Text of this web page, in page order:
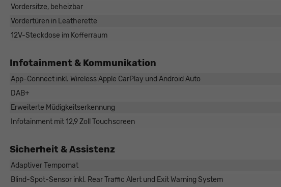
Vordersitze, beheizbar
Vordertüren in Leatherette
12V-Steckdose im Kofferraum
Infotainment & Kommunikation
App-Connect inkl. Wireless Apple CarPlay und Android Auto
DAB+
Erweiterte Müdigkeitserkennung
Infotainment mit 12,9 Zoll Touchscreen
Sicherheit & Assistenz
Adaptiver Tempomat
Blind-Spot-Sensor inkl. Rear Traffic Alert und Exit Warning System